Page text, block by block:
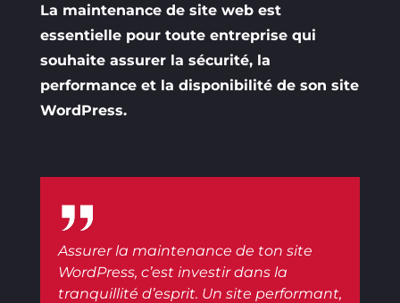
La maintenance de site web est
essentielle pour toute entreprise qui
souhaite assurer la sécurité, la
performance et la disponibilité de son site
WordPress.
Assurer la maintenance de ton site
WordPress, c’est investir dans la
tranquillité d’esprit. Un site performant,